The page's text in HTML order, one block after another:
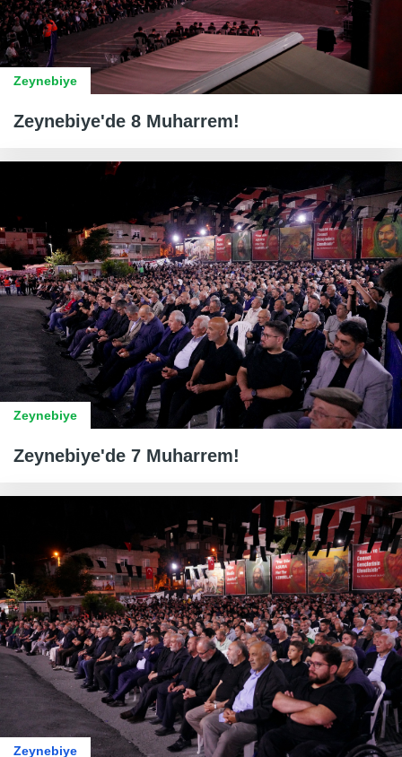
Zeynebiye
Zeynebiye'de 8 Muharrem!
Zeynebiye
Zeynebiye'de 7 Muharrem!
Zeynebiye